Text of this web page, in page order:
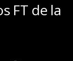
FT de la